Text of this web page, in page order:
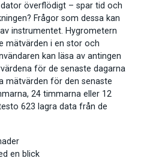
överflödigt – spar tid och
Frågor som dessa kan
instrumentet. Hygrometern
mätvärden i en stor och
kan läsa av antingen
för de senaste dagarna
mätvärden för den senaste
24 timmarna eller 12
623 lagra data från de
en blick